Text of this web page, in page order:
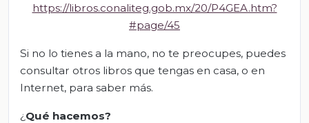
https://libros.conaliteg.gob.mx/20/P4GEA.htm?
#page/45
Si no lo tienes a la mano, no te preocupes, puedes
consultar otros libros que tengas en casa, o en
Internet, para saber más.
¿ Qué hacemos?